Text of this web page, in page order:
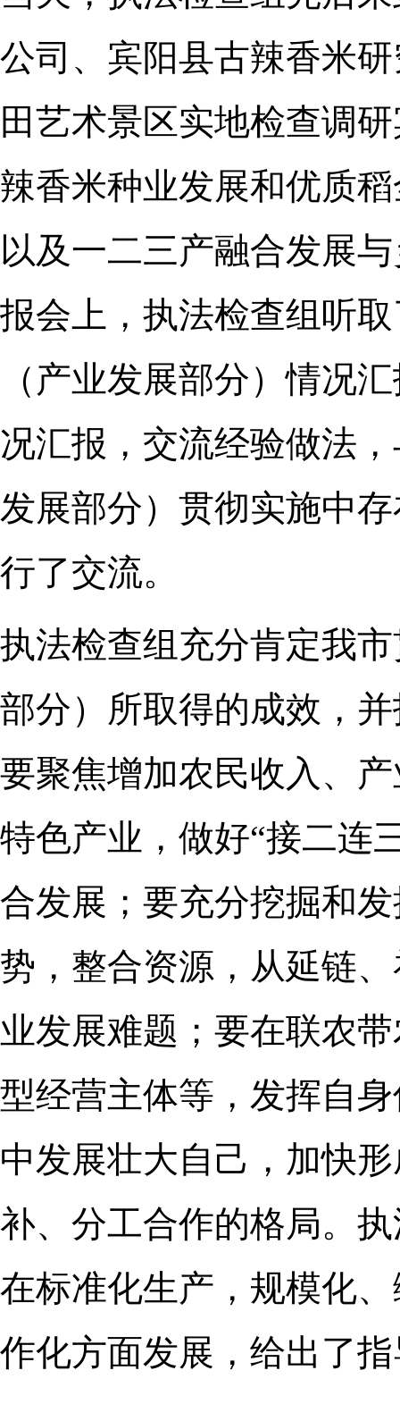
公司、宾阳县古辣香米
田艺术景区实地检查调
辣香米种业发展和优质
以及一二三产融合发展
报会上，执法检查组听
（产业发展部分）情况
况汇报，交流经验做法
发展部分）贯彻实施中
行了交流。
执法检查组充分肯定我
部分）所取得的成效，
要聚焦增加农民收入、
特色产业，做好“接二连
合发展；要充分挖掘和
势，整合资源，从延链
业发展难题；要在联农
型经营主体等，发挥自
中发展壮大自己，加快
补、分工合作的格局。
在标准化生产，规模化
作化方面发展，给出了